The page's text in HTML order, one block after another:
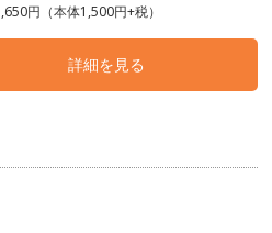
円（本体1,500円+税）
詳細を見る